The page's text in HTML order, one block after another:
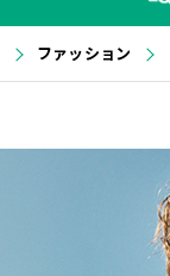
ファッション